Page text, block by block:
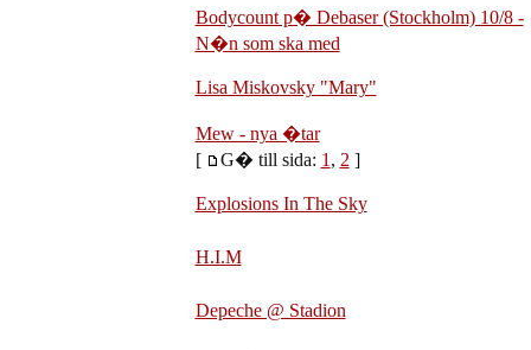
Bodycount p� Debaser (Stockholm) 10/8 -
N�n som ska med
Lisa Miskovsky "Mary"
Mew - nya �tar
[
G� till sida: 1 , 2 ]
Explosions In The Sky
H.I.M
Depeche @ Stadion